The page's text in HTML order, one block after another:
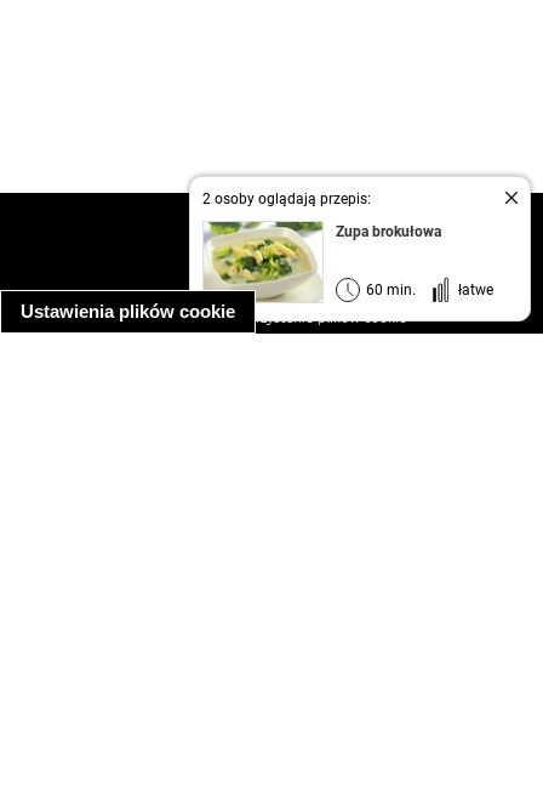
Ustawienia plików cookie
2 osoby oglądają przepis:
Zupa brokułowa
60 min. łatwe
kontakt
regulamin
informacja o prywatności
informacja o wykorzystaniu plików cookie